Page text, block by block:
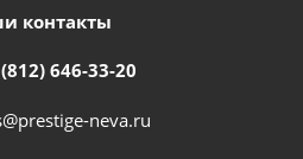
контакты
646-33-20
neva.ru